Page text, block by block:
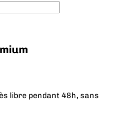
libre pendant 48h, sans